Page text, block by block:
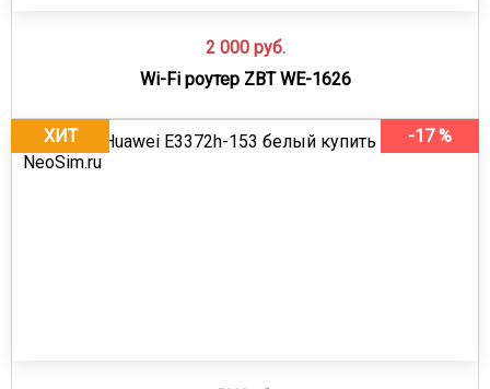
2 000 руб.
Wi-Fi роутер ZBT WE-1626
-17 %
ХИТ